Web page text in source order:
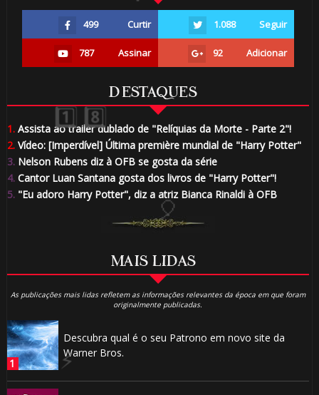
499 Curtir 1.088 Seguir
787 Assinar 92 Adicionar
DESTAQUES
1.Assista ao trailer dublado de "Relíquias da Morte - Parte 2"!
2.Vídeo: [Imperdível] Última première mundial de "Harry Potter"
3.Nelson Rubens diz à OFB se gosta da série
4.Cantor Luan Santana gosta dos livros de "Harry Potter"!
5."Eu adoro Harry Potter", diz a atriz Bianca Rinaldi à OFB
MAIS LIDAS
As publicações mais lidas refletem as informações relevantes da época em que foram
originalmente publicadas.
Descubra qual é o seu Patrono em novo site da
Warner Bros.
1️⃣ 8️⃣
🎂